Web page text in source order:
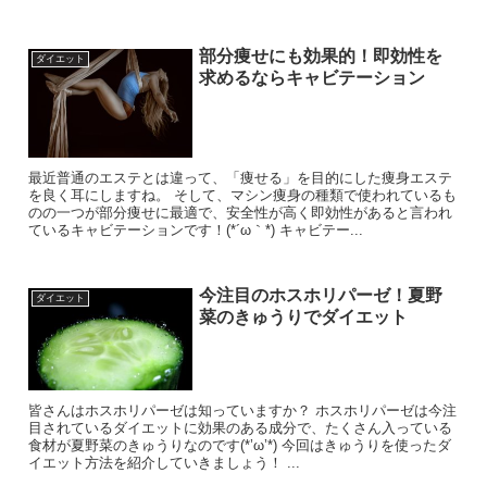
ダイエット
部分痩せにも効果的！即効性を
求めるならキャビテーション
最近普通のエステとは違って、「痩せる」を目的にした痩身エステ
を良く耳にしますね。 そして、マシン痩身の種類で使われているも
のの一つが部分痩せに最適で、安全性が高く即効性があると言われ
ているキャビテーションです！(*´ω｀*) キャビテー...
ダイエット
今注目のホスホリパーゼ！夏野
菜のきゅうりでダイエット
皆さんはホスホリパーゼは知っていますか？ ホスホリパーゼは今注
目されているダイエットに効果のある成分で、たくさん入っている
食材が夏野菜のきゅうりなのです(*’ω’*) 今回はきゅうりを使ったダ
イエット方法を紹介していきましょう！ ...